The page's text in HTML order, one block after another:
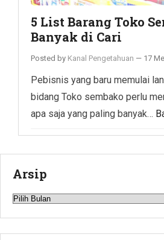
5 List Barang Toko
Banyak di Cari
Posted by Kanal Pengetahuan — 17
Pebisnis yang baru memulai
bidang Toko sembako perlu
apa saja yang paling banyak…
Arsip
Arsip